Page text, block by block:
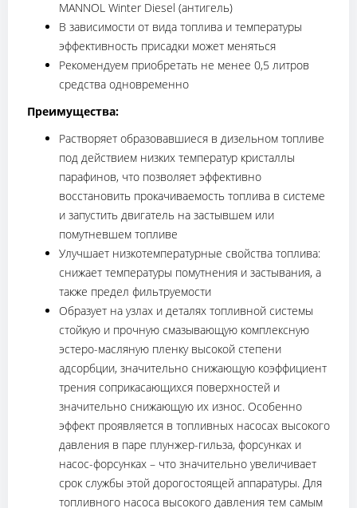
MANNOL Winter Diesel (антигель)
В зависимости от вида топлива и температуры
эффективность присадки может меняться
Рекомендуем приобретать не менее 0,5 литров
средства одновременно
Преимущества:
Растворяет образовавшиеся в дизельном топливе
под действием низких температур кристаллы
парафинов, что позволяет эффективно
восстановить прокачиваемость топлива в системе
и запустить двигатель на застывшем или
помутневшем топливе
Улучшает низкотемпературные свойства топлива:
снижает температуры помутнения и застывания, а
также предел фильтруемости
Образует на узлах и деталях топливной системы
стойкую и прочную смазывающую комплексную
эстеро-масляную пленку высокой степени
адсорбции, значительно снижающую коэффициент
трения соприкасающихся поверхностей и
значительно снижающую их износ. Особенно
эффект проявляется в топливных насосах высокого
давления в паре плунжер-гильза, форсунках и
насос-форсунках – что значительно увеличивает
срок службы этой дорогостоящей аппаратуры. Для
топливного насоса высокого давления тем самым